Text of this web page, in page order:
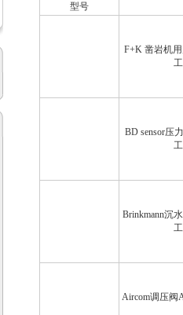
型号
F+K 凿岩机用
BD sensor压
Brinkmann沉
Aircom调压阀